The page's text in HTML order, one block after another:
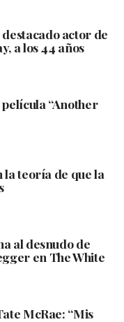
actor de
a los 44 años
“Another
la teoría de que la
al desnudo de
en The White
McRae: “Mis